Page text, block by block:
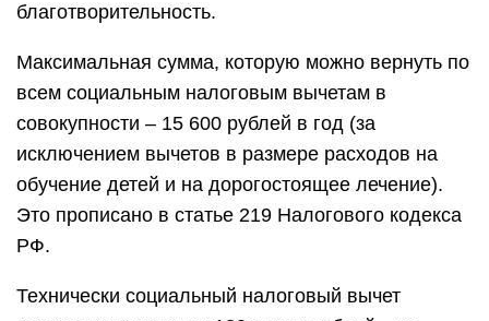
благотворительность.
Максимальная сумма, которую можно вернуть по
всем социальным налоговым вычетам в
совокупности – 15 600 рублей в год (за
исключением вычетов в размере расходов на
обучение детей и на дорогостоящее лечение).
Это прописано в статье 219 Налогового кодекса
РФ.
Технически социальный налоговый вычет